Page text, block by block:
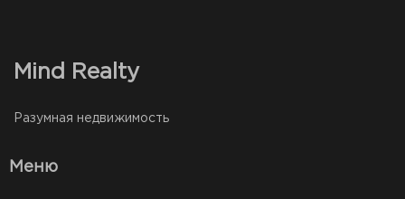
Mind Realty
Разумная недвижимость
Меню